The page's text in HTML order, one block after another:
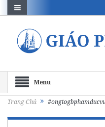
Menu
Trang Chủ